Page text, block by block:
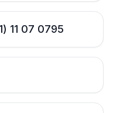
11 07 0795